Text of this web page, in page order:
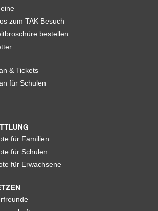
zum TAK Besuch
bestellen
& Tickets
für Schulen
für Familien
für Schulen
für Erwachsene